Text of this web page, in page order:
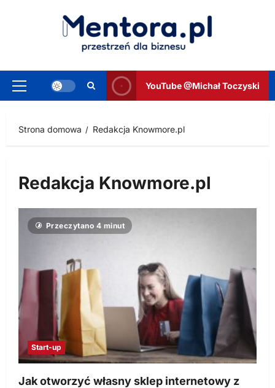
Menu
YouTube @Michał Toczyski
Strona domowa Redakcja Knowmore.pl
Redakcja Knowmore.pl
Przeczytano 4 minut
Start-up
Jak otworzyć własny sklep internetowy z